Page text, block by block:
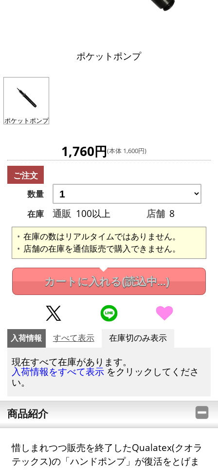
ポケットポンプ
ポケットポンプ
1,760円(本体 1,600円)
ご注文
数量
在庫
通販 100以上 店舗 8
在庫の数はリアルタイムではありません。
店舗の在庫を通信販売で購入できません。
カートに入れる(読込中...)
入荷情報 すべて表示 在庫切のみ表示
現在すべて在庫があります。
入荷情報をすべて表示 をクリックしてくださ
い。
商品紹介
惜しまれつつ販売を終了したQualatex(クオラ
テックス)の「ハンドポンプ」が復活をとげま